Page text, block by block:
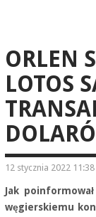
ORLEN
LOTOS
12 stycznia 2022 11:38
Jak
węgierskiemu